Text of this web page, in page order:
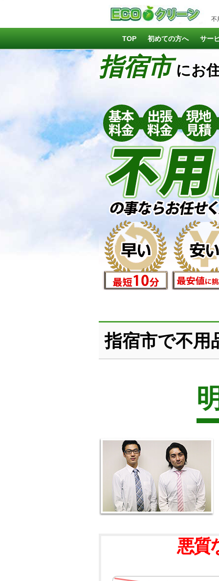
不
TOP 初めての方へ サー
指宿市 にお
指宿市で不用
悪質